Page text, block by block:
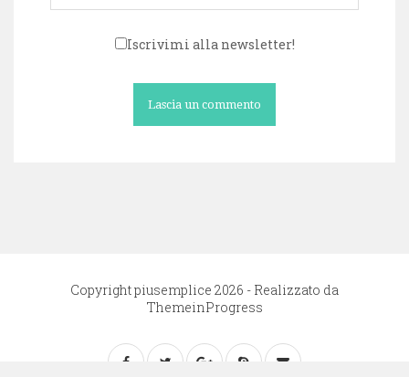
Iscrivimi alla newsletter!
Copyright piusemplice 2026 - Realizzato da
ThemeinProgress